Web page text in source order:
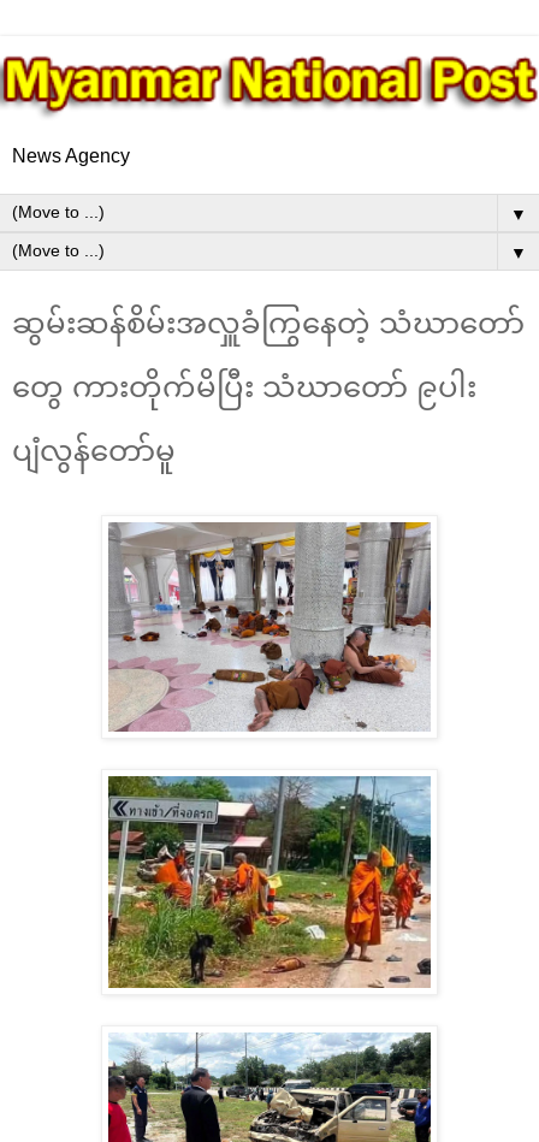
News Agency
▼
▼
ဆွမ်းဆန်စိမ်းအလှူခံကြွနေတဲ့ သံဃာတော်
တွေ ကားတိုက်မိပြီး သံဃာတော် ၉ပါး
ပျံလွန်တော်မူ